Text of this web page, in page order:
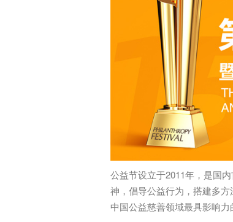
公益节设立于2011年，是国
神，倡导公益行为，搭建多
中国公益慈善领域最具影响力